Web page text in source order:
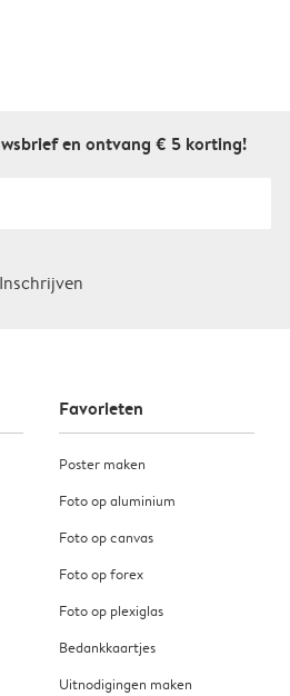
pagination
en ontvang € 5 korting!
Inschrijven
Favorieten
Poster maken
Foto op aluminium
Foto op canvas
Foto op forex
Foto op plexiglas
Bedankkaartjes
Uitnodigingen maken